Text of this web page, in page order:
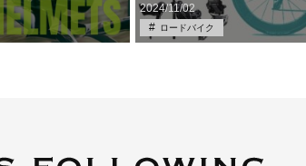
2024/11/02
ロードバイク